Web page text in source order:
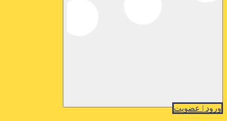
ورود | عضویت